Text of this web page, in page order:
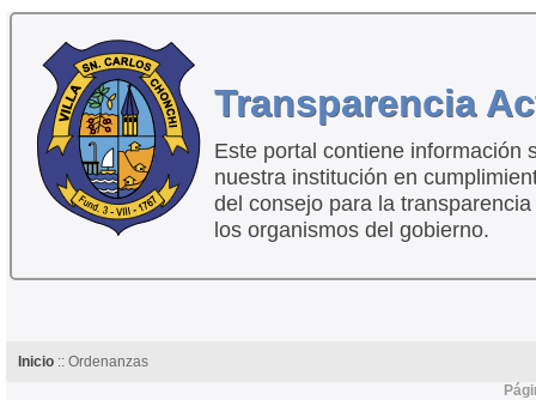
Transparencia
Este portal contiene información
nuestra institución en
del consejo para la
los organismos del gobierno.
Inicio:: Ordenanzas